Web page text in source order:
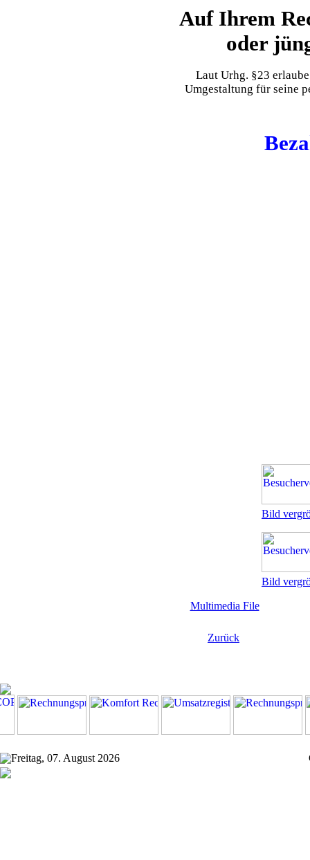
Auf Ihrem
oder
Laut Urhg. §23
Umgestaltung für seine
Bild
Bild
Multimedia File
Zurück
Freitag, 07. August 2026